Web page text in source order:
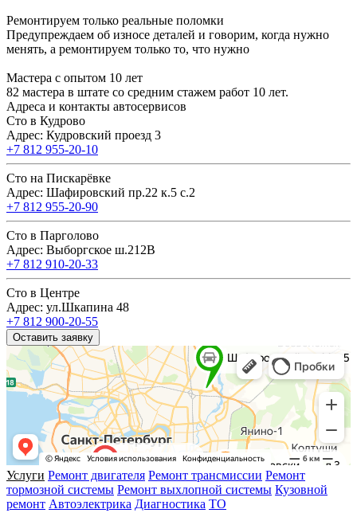
Ремонтируем только реальные поломки
Предупреждаем об износе деталей и говорим, когда нужно
менять, а ремонтируем только то, что нужно
Мастера с опытом 10 лет
82 мастера в штате со средним стажем работ 10 лет.
Адреса и контакты автосервисов
Сто в Кудрово
Адрес: Кудровский проезд 3
+7 812 955-20-10
Сто на Пискарёвке
Адрес: Шафировский пр.22 к.5 с.2
+7 812 955-20-90
Сто в Парголово
Адрес: Выборгское ш.212В
+7 812 910-20-33
Сто в Центре
Адрес: ул.Шкапина 48
+7 812 900-20-55
Оставить заявку
Услуги Ремонт двигателя Ремонт трансмиссии Ремонт
тормозной системы Ремонт выхлопной системы Кузовной
ремонт Автоэлектрика Диагностика ТО